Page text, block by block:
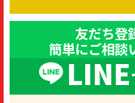
友だち登
簡単にご相談
LINE